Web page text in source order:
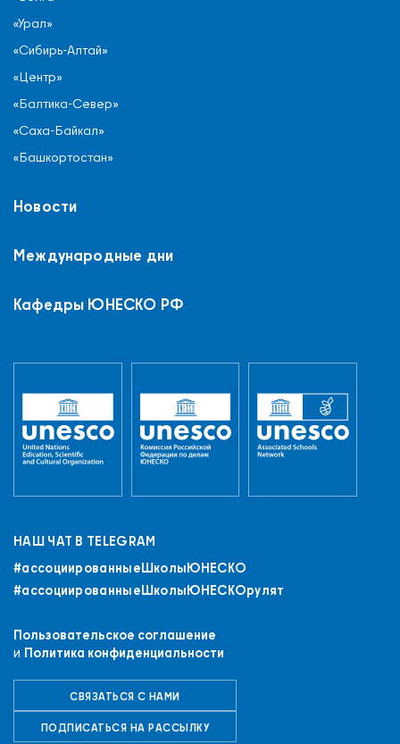
«Урал»
«Сибирь-Алтай»
«Центр»
«Балтика-Север»
«Саха-Байкал»
«Башкортостан»
Новости
Международные дни
Кафедры ЮНЕСКО РФ
НАШ ЧАТ В TELEGRAM
#ассоциированныеШколыЮНЕСКO
#ассоциированныеШколыЮНЕСКОрулят
Пользовательское соглашение
и Политика конфиденциальности
СВЯЗАТЬСЯ С НАМИ
ПОДПИСАТЬСЯ НА РАССЫЛКУ